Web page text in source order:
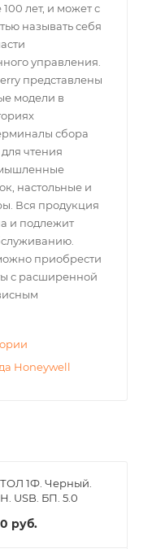
лет, и может с
называть себя
управления.
представлены
модели в
сбора
чтения
настольные и
Вся продукция
и подлежит
приобрести
с расширенной
Honeywell
1Ф. Черный.
USB. БП. 5.0
руб.